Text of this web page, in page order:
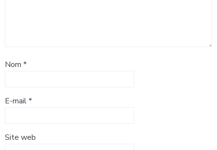
Nom *
E-mail*
Site web